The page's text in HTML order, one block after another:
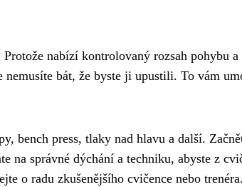
nabízí kontrolovaný rozsah pohybu a
bát, že byste ji upustili. To vám
bench press, tlaky nad hlavu a další.
na správné dýchání a techniku, abyste z
o radu zkušenějšího cvičence nebo